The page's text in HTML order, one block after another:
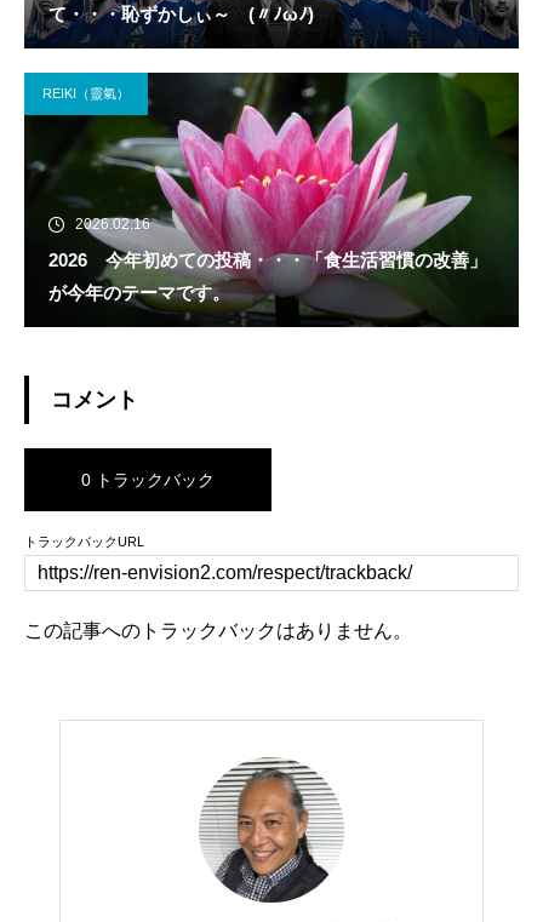
て・・・恥ずかしぃ～ (〃ﾉωﾉ)
REIKI（靈氣）
2026.02.16
2026 今年初めての投稿・・・「食生活習慣の改善」
が今年のテーマです。
コメント
0 トラックバック
トラックバックURL
この記事へのトラックバックはありません。